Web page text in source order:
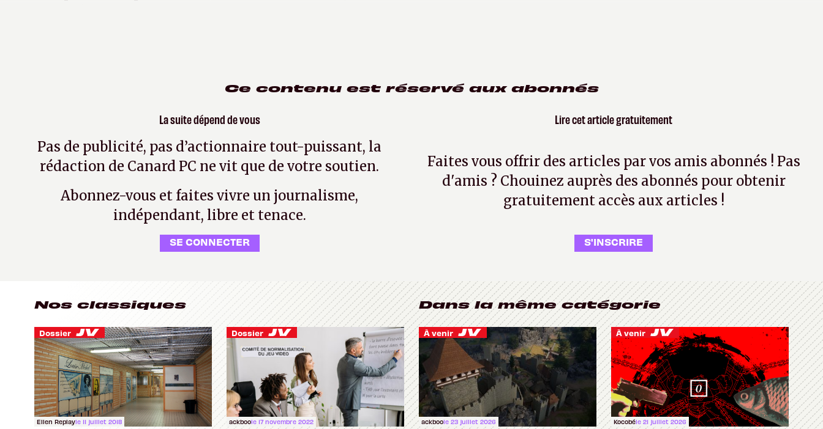
Ce contenu est réservé aux abonnés
La suite dépend de vous
Pas de publicité, pas d’actionnaire tout-puissant, la
rédaction de Canard PC ne vit que de votre soutien.
Abonnez-vous et faites vivre un journalisme,
indépendant, libre et tenace.
SE CONNECTER
Lire cet article gratuitement
Faites vous offrir des articles par vos amis abonnés ! Pas
d'amis ? Chouinez auprès des abonnés pour obtenir
gratuitement accès aux articles !
S'INSCRIRE
Nos classiques
Dossier
Ellen Replayle 11 juillet 2018
Dossier
ackboole 17 novembre 2022
Dans la même catégorie
À venir
ackboole 23 juillet 2026
À venir
Kocobéle 21 juillet 2026